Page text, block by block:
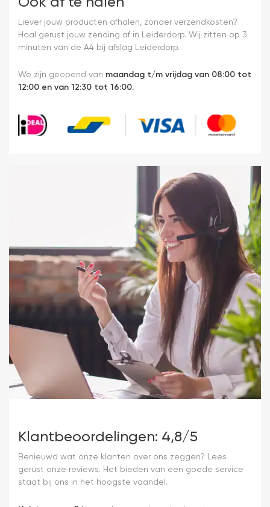
Liever jouw producten afhalen, zonder verzendkosten?
Haal gerust jouw zending af in Leiderdorp. Wij zitten op 3
minuten van de A4 bij afslag Leiderdorp.
We zijn geopend van maandag t/m vrijdag van 08:00 tot
12:00 en van 12:30 tot 16:00.
Klantbeoordelingen: 4,8/5
Benieuwd wat onze klanten over ons zeggen? Lees
gerust onze reviews. Het bieden van een goede service
staat bij ons in het hoogste vaandel.